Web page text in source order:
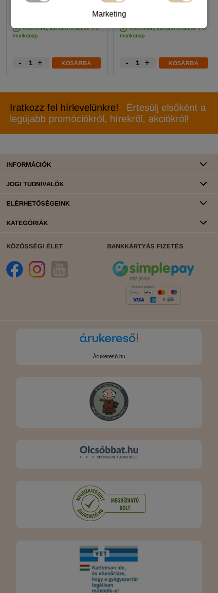
Marketing
Készleten, várható szállítás 1-3
munkanap
- + KOSÁRBA
-5%
Készleten, várható szállítás 1-3
munkanap
- + KOSÁRBA
Iratkozz fel hírlevelünkre!
Értesülj elsőként a
legújabb promóciókról, hírekről, akciókról!
INFORMÁCIÓK
JOGI TUDNIVALÓK
ELÉRHETŐSÉGEINK
KATEGÓRIÁK
KÖZÖSSÉGI ÉLET BANKKÁRTYÁS FIZETÉS
Árukereső.hu